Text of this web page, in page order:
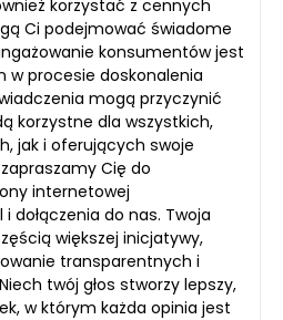
korzystać z cennych
Ci podejmować świadome
konsumentów jest
procesie doskonalenia
mogą przyczynić
korzystne dla wszystkich,
jak i oferujących swoje
Cię do
internetowej
dołączenia do nas. Twoja
większej inicjatywy,
transparentnych i
twój głos stworzy lepszy,
w którym każda opinia jest